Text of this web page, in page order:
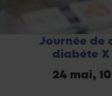
Journée de
diabète X
24 mai,